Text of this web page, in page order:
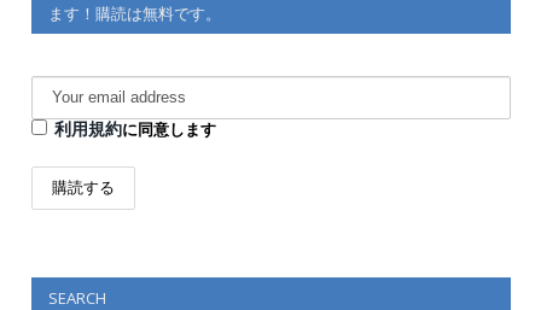
ます！購読は無料です。
利用規約に同意します
SEARCH